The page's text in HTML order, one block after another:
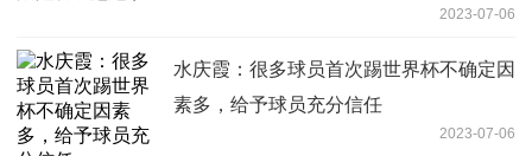
2023-07-06
水庆霞：很多球员首次踢世界杯不确定因
素多，给予球员充分信任
2023-07-06